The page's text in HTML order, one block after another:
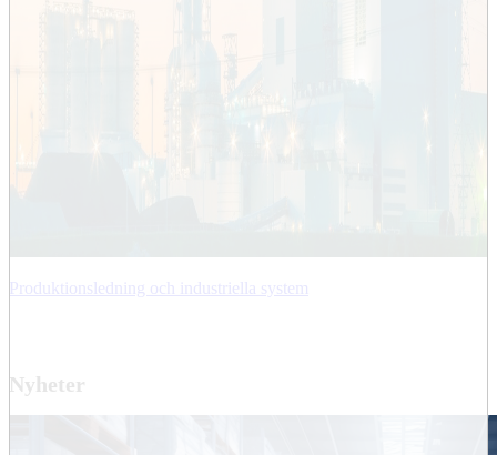
Produktionsledning och industriella system
Nyheter